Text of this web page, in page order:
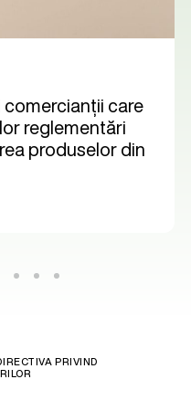
care
reglementări
produselor din
PRIVIND